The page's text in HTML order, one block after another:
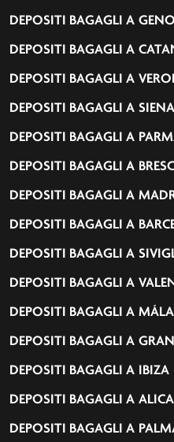
DEPOSITI BAGAGLI A
DEPOSITI BAGAGLI A
DEPOSITI BAGAGLI A
DEPOSITI BAGAGLI A SIENA
DEPOSITI BAGAGLI A
DEPOSITI BAGAGLI A
DEPOSITI BAGAGLI A
DEPOSITI BAGAGLI A
DEPOSITI BAGAGLI A
DEPOSITI BAGAGLI A
DEPOSITI BAGAGLI A
DEPOSITI BAGAGLI A
DEPOSITI BAGAGLI A IBIZA
DEPOSITI BAGAGLI A
DEPOSITI BAGAGLI A